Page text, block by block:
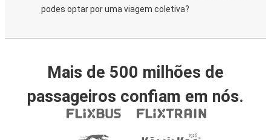
podes optar por uma viagem coletiva?
Mais de 500 milhões de
passageiros confiam em nós.